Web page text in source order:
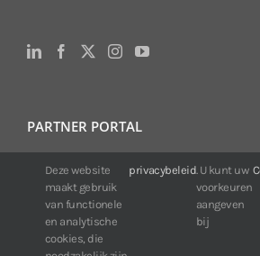
PARTNER PORTAL
Voor klanten van IDIS:
24/7 beschikbaarheid, altijd en overal.
Web:https://portal.idisglobal.solutions
Deze website
maakt gebruik
van functionele
en analytische
cookies, die
privacybeleid. U kunt uw
voorkeuren
aangeven
bij